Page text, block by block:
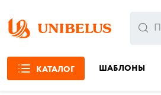
КАТАЛОГ ШАБЛОНЫ